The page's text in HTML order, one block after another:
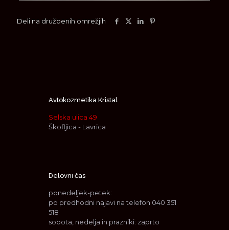
Deli na družbenih omrežjih
Avtokozmetika Kristal
Selska ulica 49
Škofljica - Lavrica
Delovni čas
ponedeljek-petek:
po predhodni najavi na telefon 040 351
518
sobota, nedelja in prazniki: zaprto